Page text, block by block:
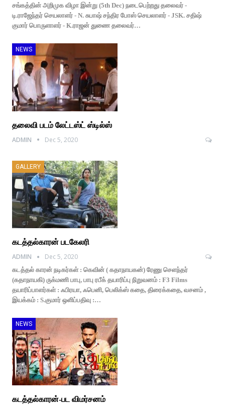
சங்கத்தின் அறிமுக விழா இன்று (5th Dec) நடைபெற்றது தலைவர் -
டி.ராஜேந்தர் செயலாளர் - N. சுபாஷ் சந்திர போஸ் செயலாளர் - JSK. சதிஷ்
குமார் பொருளாளர் - K.ராஜன் துணை தலைவர்…
NEWS
தலைவி பட‌ம் லேட்டஸ்ட் ஸ்டில்ஸ்
ADMIN
Dec 5, 2020
GALLERY
கடத்தல்காரன் பட‌கேலரி
ADMIN
Dec 5, 2020
கடத்தல் காரன் நடிகர்கள் : கெவின் ( கதாநாயகன்) ரேணு செளந்தர்
(கதாநாயகி) ருக்மணி பாபு, பாபு ரபீக் தயாரிப்பு நிறுவனம் : F3 Films
தயாரிப்பாளர்கள் : ஃபிரயா, ஃபெனி, பெலிக்ஸ் கதை, திரைக்கதை, வசனம் ,
இயக்கம் : S.குமார் ஒளிப்பதிவு :…
NEWS
கடத்தல்காரன்-பட விமர்சனம்